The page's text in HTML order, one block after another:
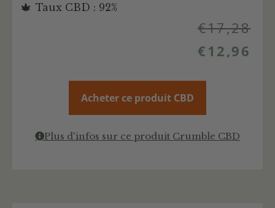
Taux CBD : 92%
€17,28
€ 12,96
Acheter ce produit CBD
Plus d'infos sur ce produit Crumble CBD